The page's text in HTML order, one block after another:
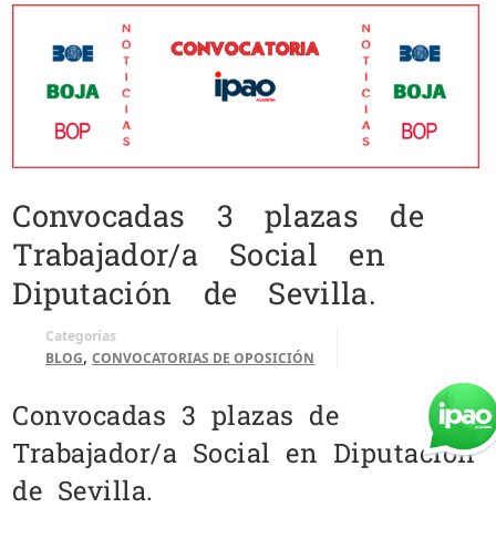
Convocadas 3 plazas de
Trabajador/a Social en
Diputación de Sevilla.
Categorías
BLOG,CONVOCATORIAS DE OPOSICIÓN
Convocadas 3 plazas de
Trabajador/a Social en Diputación
de Sevilla.